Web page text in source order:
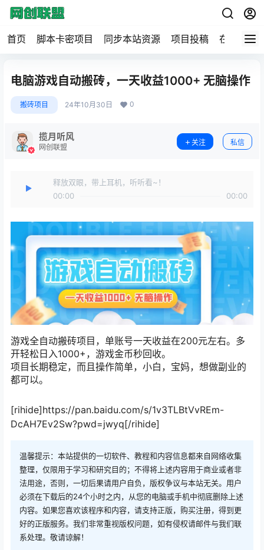
首页 脚本卡密项目 同步本站资源 项目投稿 在线工具
电脑游戏自动搬砖，一天收益1000+ 无脑操作
搬砖项目 24年10月30日 0
揽月听风
网创联盟
关注 私信
释放双眼，带上耳机，听听看~！
00:00
00:00
游戏全自动搬砖项目，单账号一天收益在200元左右。多
开轻松日入1000+，游戏金币秒回收。
项目长期稳定，而且操作简单，小白，宝妈，想做副业的
都可以。
[rihide]https://pan.baidu.com/s/1v3TLBtVvREm-
DcAH7Ev2Sw?pwd=jwyq[/rihide]
温馨提示：本站提供的一切软件、教程和内容信息都来自网络收集
整理，仅限用于学习和研究目的；不得将上述内容用于商业或者非
法用途，否则，一切后果请用户自负，版权争议与本站无关。用户
必须在下载后的24个小时之内，从您的电脑或手机中彻底删除上述
内容。如果您喜欢该程序和内容，请支持正版，购买注册，得到更
好的正版服务。我们非常重视版权问题，如有侵权请邮件与我们联
系处理。敬请谅解！